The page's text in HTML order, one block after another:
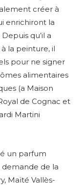
créer à
enrichiront la
qu’il a
la peinture, il
pour ne signer
alimentaires
(a Maison
de Cognac et
Martini
un parfum
demande de la
Maïté Vallès-